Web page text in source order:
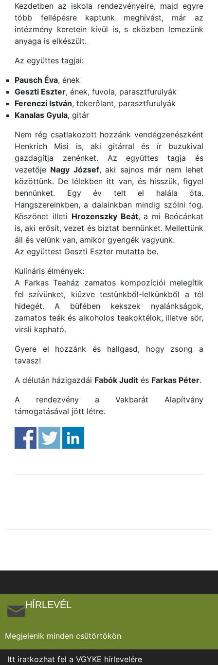
Kezdetben az iskola rendezvényeire, majd egyre
több fellépésre kaptunk meghívást, már az
intézmény keretein kívül is, s eközben lemezünk
anyaga is elkészült.
Az együttes tagjai:
Pausch Éva, ének
Geszti Eszter, ének, fuvola, parasztfurulyák
Ferenczi István, tekerőlant, parasztfurulyák
Kanalas Gyula, gitár
Nem rég csatlakozott hozzánk vendégzenészként
Henkrich Misi is, aki gitárral és ír buzukival
gazdagítja zenénket. Az együttes tagja és
vezetője Nagy József, aki sajnos már nem lehet
közöttünk. De lélekben itt van, és hisszük, figyel
bennünket. Egy év telt el halála óta.
Hangszereinkben, a dalainkban mindig szólni fog.
Köszönet illeti Hrozenszky Beát, a mi Beócánkat
is, aki erősít, vezet és biztat bennünket. Mellettünk
áll és velünk van, amikor gyengék vagyunk.
Az együttest Geszti Eszter mutatta be.
Kulináris élmények:
A Farkas Teaház zamatos kompozíciói melegítik
fel szívünket, kiűzve testünkből-lelkünkből a tél
hidegét. A büfében kekszek nyalánkságok,
zamatos teák és alkoholos teakoktélok, illetve sör,
virsli kapható.
Gyere el hozzánk és hallgasd, hogy zsong a
tavasz!
A délután házigazdái Fabók Judit és Farkas Péter.
A rendezvény a Vakbarát Alapítvány
támogatásával jött létre.
HÍRLEVÉL
Megjelenik minden csütörtökön
Itt iratkozhat fel a VGYKE hírlevelére